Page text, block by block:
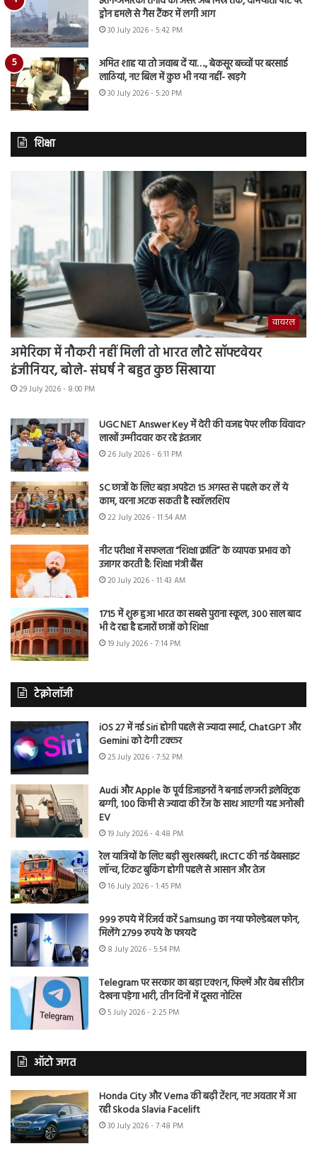
ड्रोन हमले से गैस टैंकर में लगी आग
30 July 2026 - 5:42 PM
अमित शाह या तो जवाब दें या…., बेकसूर बच्चों पर बरसाई
लाठियां, नए बिल में कुछ भी नया नहीं- खड़गे
30 July 2026 - 5:20 PM
शिक्षा
वायरल
अमेरिका में नौकरी नहीं मिली तो भारत लौटे सॉफ्टवेयर
इंजीनियर, बोले- संघर्ष ने बहुत कुछ सिखाया
29 July 2026 - 8:00 PM
UGC NET Answer Key में देरी की वजह पेपर लीक विवाद?
लाखों उम्मीदवार कर रहे इंतजार
26 July 2026 - 6:11 PM
SC छात्रों के लिए बड़ा अपडेट! 15 अगस्त से पहले कर लें ये
काम, वरना अटक सकती है स्कॉलरशिप
22 July 2026 - 11:54 AM
नीट परीक्षा में सफलता “शिक्षा क्रांति” के व्यापक प्रभाव को
उजागर करती है: शिक्षा मंत्री बैंस
20 July 2026 - 11:43 AM
1715 में शुरू हुआ भारत का सबसे पुराना स्कूल, 300 साल बाद
भी दे रहा है हजारों छात्रों को शिक्षा
19 July 2026 - 7:14 PM
टेक्नोलॉजी
iOS 27 में नई Siri होगी पहले से ज्यादा स्मार्ट, ChatGPT और
Gemini को देगी टक्कर
25 July 2026 - 7:52 PM
Audi और Apple के पूर्व डिजाइनरों ने बनाई लग्जरी इलेक्ट्रिक
बग्गी, 100 किमी से ज्यादा की रेंज के साथ आएगी यह अनोखी
EV
19 July 2026 - 4:48 PM
रेल यात्रियों के लिए बड़ी खुशखबरी, IRCTC की नई वेबसाइट
लॉन्च, टिकट बुकिंग होगी पहले से आसान और तेज
16 July 2026 - 1:45 PM
999 रुपये में रिजर्व करें Samsung का नया फोल्डेबल फोन,
मिलेंगे 2799 रुपये के फायदे
8 July 2026 - 5:54 PM
Telegram पर सरकार का बड़ा एक्शन, फिल्में और वेब सीरीज
देखना पड़ेगा भारी, तीन दिनों में दूसरा नोटिस
5 July 2026 - 2:25 PM
ऑटो जगत
Honda City और Verna की बढ़ी टेंशन, नए अवतार में आ
रही Skoda Slavia Facelift
30 July 2026 - 7:48 PM